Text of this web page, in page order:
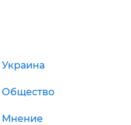
Украина
Общество
Мнение